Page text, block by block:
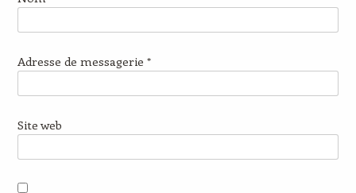
Adresse de messagerie *
Site web